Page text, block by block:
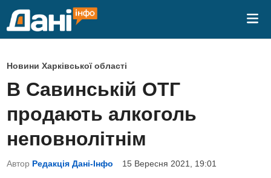
P
o
s
e
d
i
Новини Харківської області
В Савинській ОТГ
продають алкоголь
неповнолітнім
Автор Редакція Дані-Інфо 15 Вересня 2021, 19:01